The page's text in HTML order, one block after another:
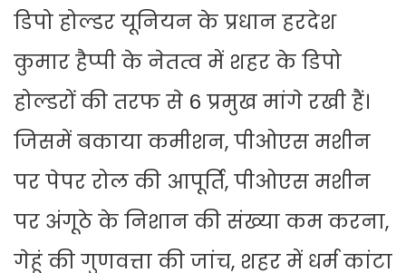
डिपो होल्डर यूनियन के प्रधान हरदेश
कुमार हैप्पी के नेतत्व में शहर के डिपो
होल्डरों की तरफ से 6 प्रमुख मांगे रखी हैं।
जिसमें बकाया कमीशन, पीओएस मशीन
पर पेपर रोल की आपूर्ति, पीओएस मशीन
पर अंगूठे के निशान की संख्या कम करना,
गेहूं की गुणवत्ता की जांच, शहर में धर्म कांटा